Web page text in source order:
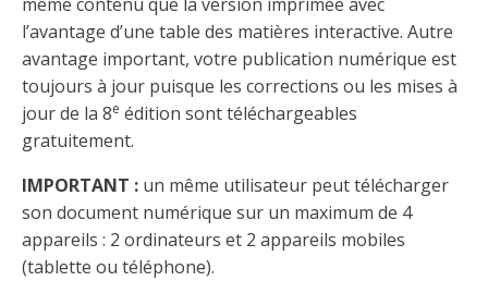
Lois et conseils
Travaux bénévoles d'électricité
Inondations
Sinistre
Lois et règlements
Publications
Partenariats
Le programme d'épargne collectif des fonds
d'investissement CORMEL | SÉCURE
fenêtre
Dispensateurs de formations
Dispensateurs de formations
Demande de validation d’un dispensateur
Demande de reconnaissance d’une formation
l’avantage d’une table des matières interactive. Autre
avantage important, votre publication numérique est
toujours à jour puisque les corrections ou les mises à
jour de la 8e édition sont téléchargeables
gratuitement.
IMPORTANT : un même utilisateur peut télécharger
son document numérique sur un maximum de 4
appareils : 2 ordinateurs et 2 appareils mobiles
(tablette ou téléphone).